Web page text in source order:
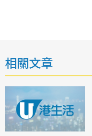
相關文章